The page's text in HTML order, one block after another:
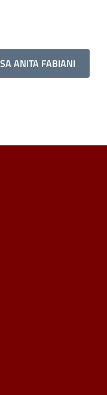
ANITA FABIANI